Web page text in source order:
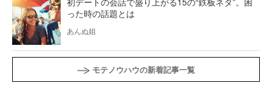
った時の話題とは
あんぬ姐
モテノウハウの新着記事一覧